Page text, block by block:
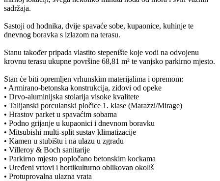
sadržaja.
Sastoji od hodnika, dvije spavaće sobe, kupaonice, kuhinje te
dnevnog boravka s izlazom na terasu.
Stanu također pripada vlastito stepenište koje vodi na odvojenu
krovnu terasu ukupne površine 68,81 m² te vanjsko parkirno mjesto.
Stan će biti opremljen vrhunskim materijalima i opremom:
• Armirano-betonska konstrukcija, zidovi od opeke
• Drvo-aluminijska stolarija visoke kvalitete
• Talijanski porculanski pločice 1. klase (Marazzi/Mirage)
• Hrastov parket u spavaćim sobama
• Podno grijanje u kupaonici i dnevnom boravku
• Mitsubishi multi-split sustav klimatizacije
• Kamen u stubištu i na ulazu u zgradu
• Villeroy & Boch sanitarije
• Parkirno mjesto popločano betonskim kockama
• Uređeni vrtovi i hortikulturno oblikovan okoliš
• Protuprovalna ulazna vrata